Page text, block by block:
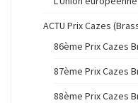
ACTU Prix Cazes
86ème Prix Cazes
87ème Prix Cazes
88ème Prix Cazes